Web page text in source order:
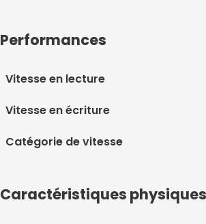
Performances
Vitesse en lecture
Vitesse en écriture
Catégorie de vitesse
Caractéristiques physiques